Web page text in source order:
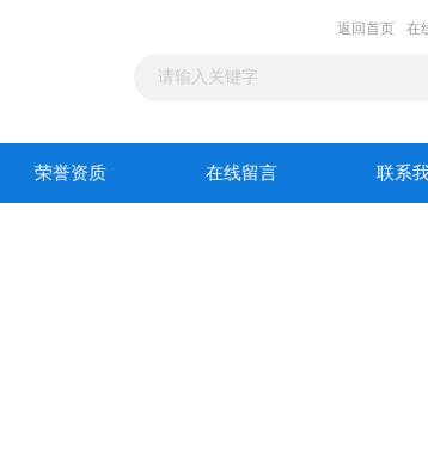
返回首页 在
荣誉资质 在线留言 联系